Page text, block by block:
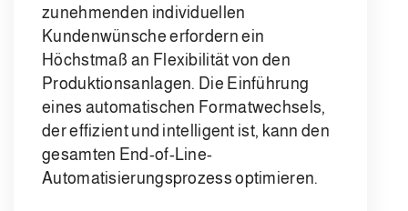
zunehmenden individuellen
Kundenwünsche erfordern ein
Höchstmaß an Flexibilität von den
Produktionsanlagen. Die Einführung
eines automatischen Formatwechsels,
der effizient und intelligent ist, kann den
gesamten End-of-Line-
Automatisierungsprozess optimieren.